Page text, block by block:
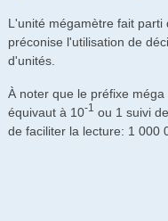
L'unité mégamètre fait
préconise l'utilisation de
d'unités.
À noter que le préfixe méga
équivaut à 10-1
ou 1 suivi
de faciliter la lecture: 1 000